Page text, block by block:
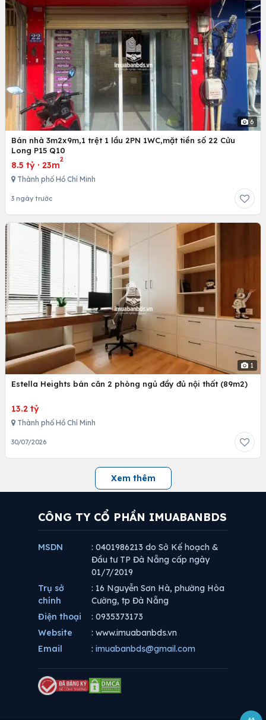
6
Bán nhà 3m2x9m,1 trệt 1 lầu 2PN 1WC,mặt tiền số 22 Cửu
Long P15 Q10
8.5 tỷ · 23m
2
Thành phố Hồ Chí Minh
3 ngày trước
1
Estella Heights bán căn 2 phòng ngủ đầy đủ nội thất (89m2)
13.2 tỷ
Thành phố Hồ Chí Minh
30/07/2026
Xem thêm
CÔNG TY CỔ PHẦN IMUABANBDS
MSDN
: 0401986213 do Sở Kế hoạch &
Đầu tư TP Đà Nẵng cấp ngày
01/7/2019
Trụ sở
chính
: 16 Nguyễn Sơn Hà, phường Hòa
Cường, tp Đà Nẵng
Điện thoại
: 0935373173
Website
: www.imuabanbds.vn
Email
: imuabanbds@gmail.com